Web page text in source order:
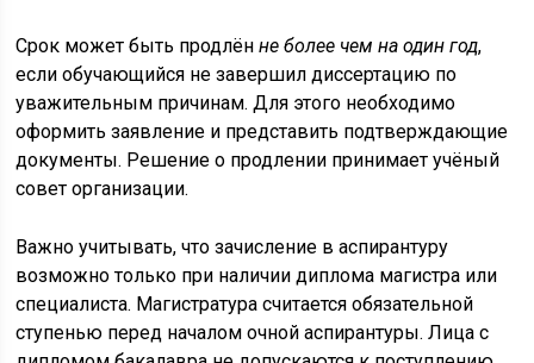
Срок может быть продлённе более чем на один год,
если обучающийся не завершил диссертацию по
уважительным причинам. Для этого необходимо
оформить заявление и представить подтверждающие
документы. Решение о продлении принимает учёный
совет организации.
Важно учитывать, что зачисление в аспирантуру
возможно только при наличии диплома магистра или
специалиста. Магистратура считается обязательной
ступенью перед началом очной аспирантуры. Лица с